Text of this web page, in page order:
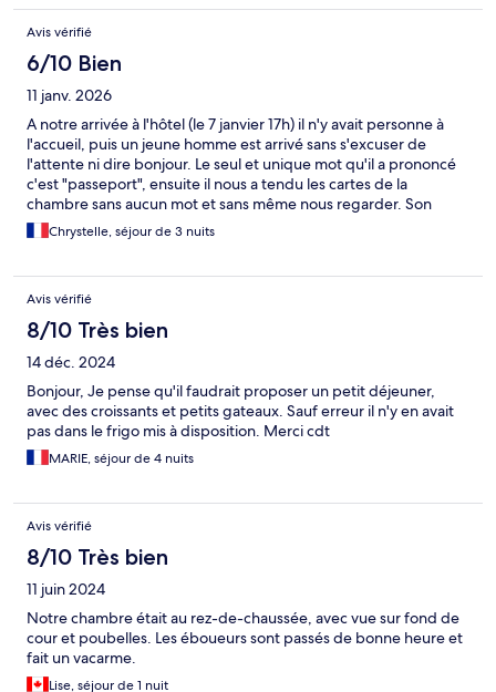
Avis vérifié
6/10 Bien
11 janv. 2026
A notre arrivée à l'hôtel (le 7 janvier 17h) il n'y avait personne à
l'accueil, puis un jeune homme est arrivé sans s'excuser de
l'attente ni dire bonjour. Le seul et unique mot qu'il a prononcé
c'est "passeport", ensuite il nous a tendu les cartes de la
chambre sans aucun mot et sans même nous regarder. Son
téléphone a sonné, nous avons attendu mais il ne faisait pas
attention à nous. La chambre était basique, pourtant ce n'était
L'équipement n'est pas en très bon état. Le ménage n'est fait
que tous les 4 jours si non il faut payer un supplément. Aucune
boisson offerte, même pas un thé. Je trouve un peu chez pour
la qualité. Seul avantage, l'hôtel est bien placé dans Tromso, au
centre de tout.
Chrystelle, séjour de 3 nuits
Avis vérifié
8/10 Très bien
14 déc. 2024
Bonjour, Je pense qu'il faudrait proposer un petit déjeuner,
avec des croissants et petits gateaux. Sauf erreur il n'y en avait
pas dans le frigo mis à disposition. Merci cdt
MARIE, séjour de 4 nuits
Avis vérifié
8/10 Très bien
11 juin 2024
Notre chambre était au rez-de-chaussée, avec vue sur fond de
cour et poubelles. Les éboueurs sont passés de bonne heure et
fait un vacarme.
Lise, séjour de 1 nuit